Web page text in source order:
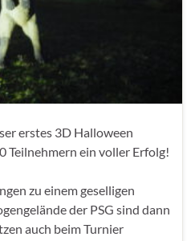
erstes 3D Halloween
Teilnehmern ein voller Erfolg!
zu einem geselligen
der PSG sind dann
auch beim Turnier